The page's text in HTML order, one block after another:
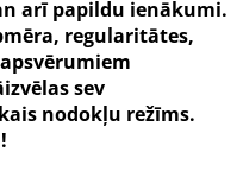
arī papildu ienākumi.
regularitātes,
sev
nodokļu režīms.